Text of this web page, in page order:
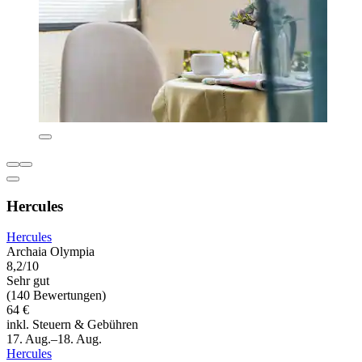
Hercules
Hercules
Archaia Olympia
8,2/10
Sehr gut
(140 Bewertungen)
64 €
inkl. Steuern & Gebühren
17. Aug.–18. Aug.
Hercules